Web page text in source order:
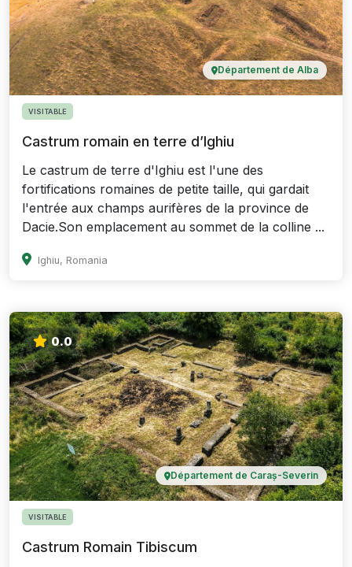
Département de Alba
VISITABLE
Castrum romain en terre d’Ighiu
Le castrum de terre d'Ighiu est l'une des
fortifications romaines de petite taille, qui gardait
l'entrée aux champs aurifères de la province de
Dacie.Son emplacement au sommet de la colline ...
Ighiu, Romania
0.0
Département de Caraș-Severin
VISITABLE
Castrum Romain Tibiscum